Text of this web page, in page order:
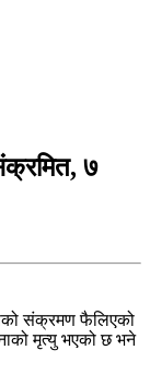
७
संक्रमण फैलिएको
मृत्यु भएको छ भने